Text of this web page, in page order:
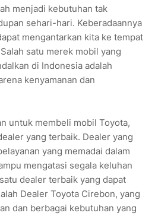
menjadi kebutuhan tak
sehari-hari. Keberadaannya
mengantarkan kita ke tempat
satu merek mobil yang
di Indonesia adalah
kenyamanan dan
untuk membeli mobil Toyota,
yang terbaik. Dealer yang
yang memadai dalam
mengatasi segala keluhan
dealer terbaik yang dapat
Dealer Toyota Cirebon, yang
dan berbagai kebutuhan yang